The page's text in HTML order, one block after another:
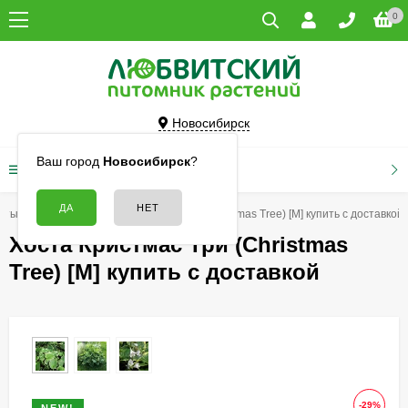
0
Новосибирск
Ваш город Новосибирск?
КАТАЛОГ ТОВАРОВ
Хосты Хоста Кристмас Три (Christmas Tree) [M] купить с доставкой
Хоста Кристмас Три (Christmas
Tree) [M] купить с доставкой
-29%